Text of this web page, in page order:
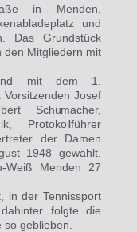
in Menden,
und
Das Grundstück
den Mitgliedern mit
mit dem 1.
Josef
Schumacher,
Protokollführer
der Damen
1948 gewählt.
Weiß Menden 27
in der Tennissport
folgte die
geblieben.